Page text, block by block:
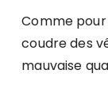
Comme
coudre des
mauvaise